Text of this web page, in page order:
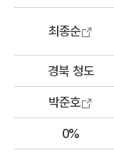
최종순
경북 청도
박준호
0%